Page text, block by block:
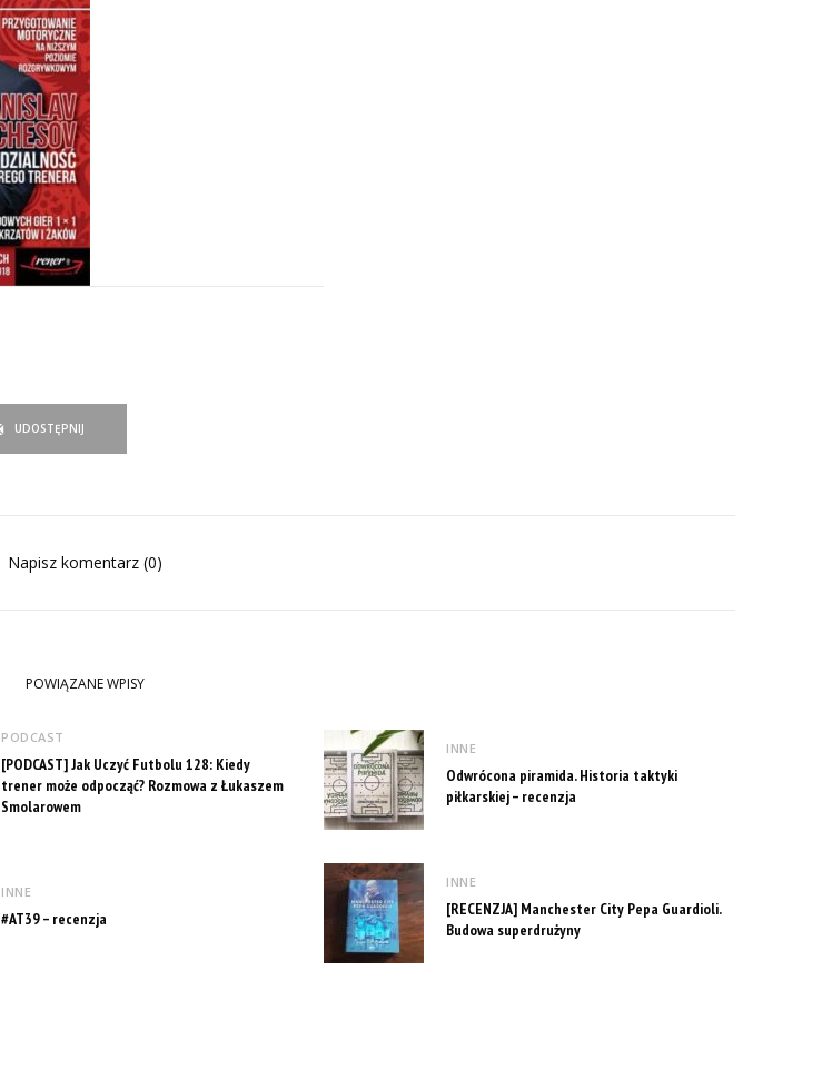
UDOSTĘPNIJ
Napisz komentarz (0)
POWIĄZANE WPISY
PODCAST
[PODCAST] Jak Uczyć Futbolu 128: Kiedy
trener może odpocząć? Rozmowa z Łukaszem
Smolarowem
INNE
Odwrócona piramida. Historia taktyki
piłkarskiej – recenzja
INNE
#AT39 – recenzja
INNE
[RECENZJA] Manchester City Pepa Guardioli.
Budowa superdrużyny